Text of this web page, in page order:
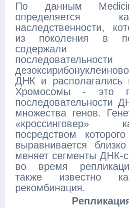
По данным
определяется
наследственности,
из поколения в
содержали
последовательности
ДНК и располагались
Хромосомы - это
последовательности
множества генов.
«кроссинговер»
посредством
выравнивается
меняет сегменты ДНК-
во время
также известно
рекомбинация.